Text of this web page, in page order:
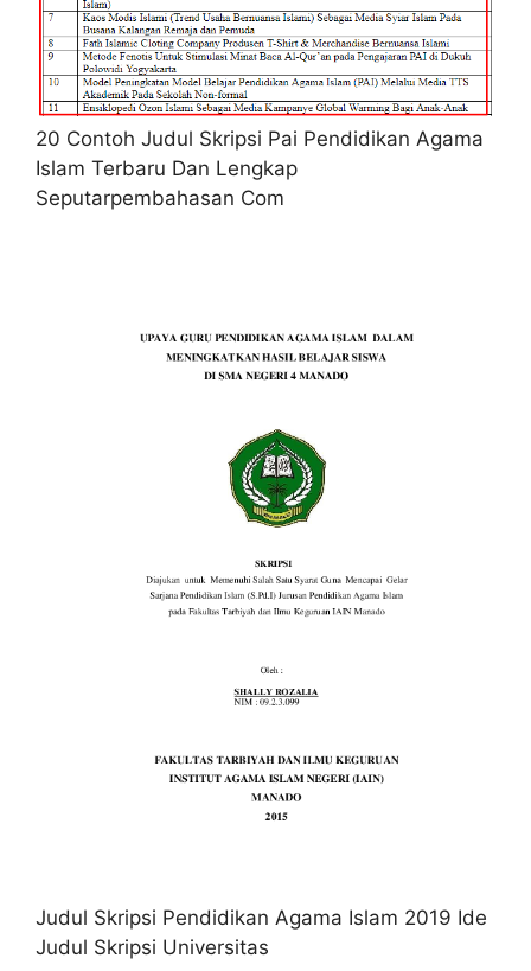
20 Contoh Judul Skripsi Pai Pendidikan Agama
Islam Terbaru Dan Lengkap
Seputarpembahasan Com
Judul Skripsi Pendidikan Agama Islam 2019 Ide
Judul Skripsi Universitas